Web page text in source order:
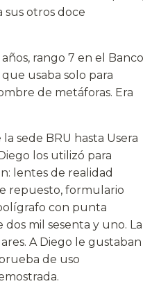
otros doce
rango 7 en el Banco
usaba solo para
de metáforas. Era
sede BRU hasta Usera
los utilizó para
lentes de realidad
repuesto, formulario
con punta
mil sesenta y uno. La
A Diego le gustaban
de uso